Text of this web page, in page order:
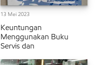
13 Mei 2023
Keuntungan
Menggunakan Buku
Servis dan